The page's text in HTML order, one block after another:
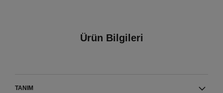
Ürün Bilgileri
TANIM